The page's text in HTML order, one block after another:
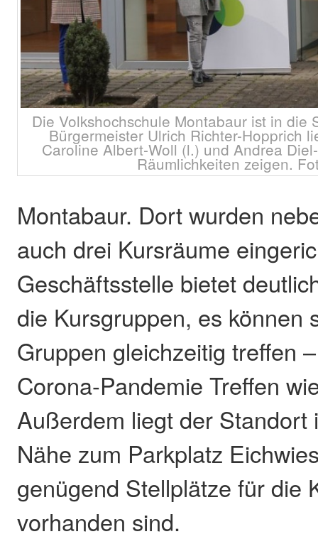
Die Volkshochschule Montabaur ist in die
Bürgermeister Ulrich Richter-Hopprich
Caroline Albert-Woll (l.) und Andrea
Räumlichkeiten zeigen.
Montabaur. Dort wurden
auch drei Kursräume
Geschäftsstelle bietet
die Kursgruppen, es können
Gruppen gleichzeitig treffen
Corona-Pandemie Treffen
Außerdem liegt der Standort
Nähe zum Parkplatz
genügend Stellplätze für die
vorhanden sind.